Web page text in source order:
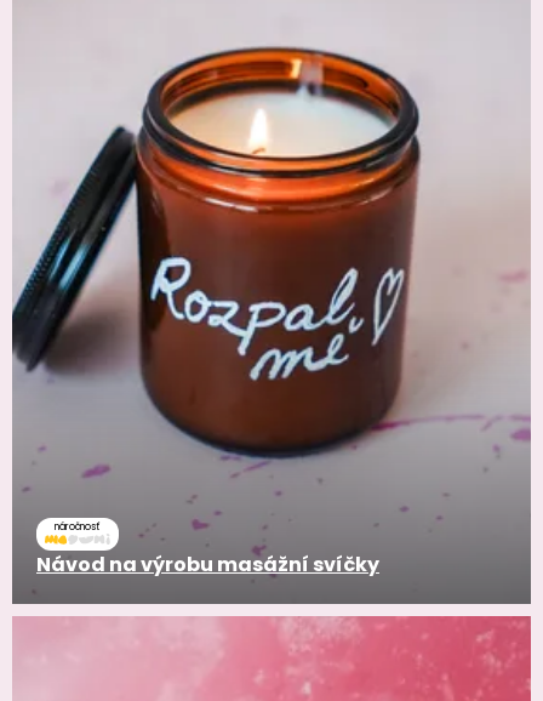
náročnosť
Návod na výrobu masážní svíčky